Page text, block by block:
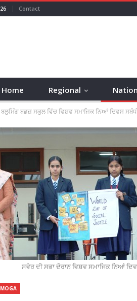
Contact
Home Regional
ਬਲੁਮਿੰਗ ਬਡਜ਼ ਸਕੁਲ ਵਿੱਚ ਵਿਸ਼ਵ ਸਮਾਜਿਕ ਨਿਆਂ ਦਿਵਸ
ਸਵੇਰ ਦੀ ਸਭਾ ਦੋਰਾਨ ਵਿਸ਼ਵ ਸਮਾਜਿਕ ਨਿਆਂ
MOGA